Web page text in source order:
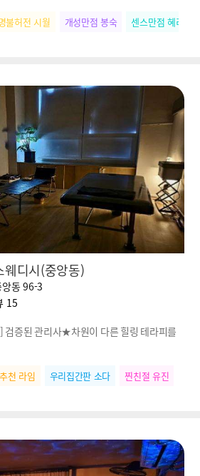
불허전 시월 개성만점 봉숙 센스만점 혜리
웨디시(중앙동)
앙동 96-3
15
검증된 관리사★차원이 다른 힐링 테라피를
천 라임 우리집간판 소다 찐친절 유진